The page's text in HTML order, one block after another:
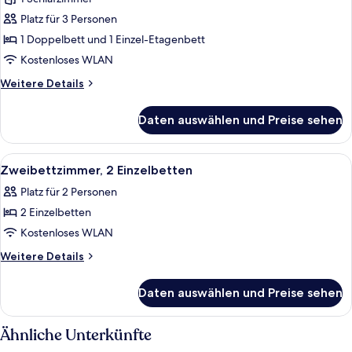
Mehrere
Betten
anzeigen
Platz für 3 Personen
1 Doppelbett und 1 Einzel-Etagenbett
Kostenloses WLAN
Weitere Details
Weitere
Mehrere
Betten
Daten auswählen und Preise sehen
Alle
Fotos
für
Zweibettzimmer,
2 Einzelbetten
anzeigen
Ein kleines Hotelzimmer mit zwei
7
Zweibettzimmer, 2 Einzelbetten
Platz für 2 Personen
2 Einzelbetten
Kostenloses WLAN
Weitere Details
Weitere
2 Einzelbetten
Daten auswählen und Preise sehen
Ähnliche Unterkünfte